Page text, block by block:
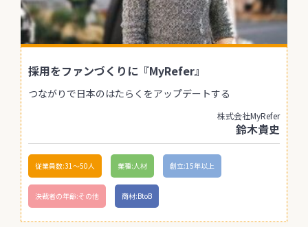
採用をファンづくりに『MyRefer』
つながりで日本のはたらくをアップデートする
株式会社MyRefer
鈴木貴史
従業員数:31〜50人 業種:人材 創立:15年以上
決裁者の年齢:その他 商材:BtoB